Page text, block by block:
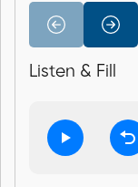
Listen & Fill